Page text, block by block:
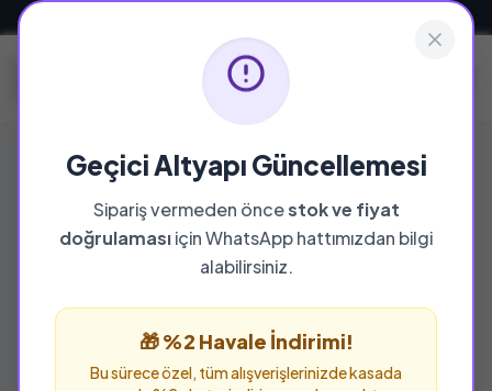
Geçici Altyapı Güncellemesi
Sipariş vermeden öncestok ve fiyat
doğrulamasıiçin WhatsApp hattımızdan bilgi
alabilirsiniz.
🎁 %2 Havale İndirimi!
Bu sürece özel, tüm alışverişlerinizde kasada